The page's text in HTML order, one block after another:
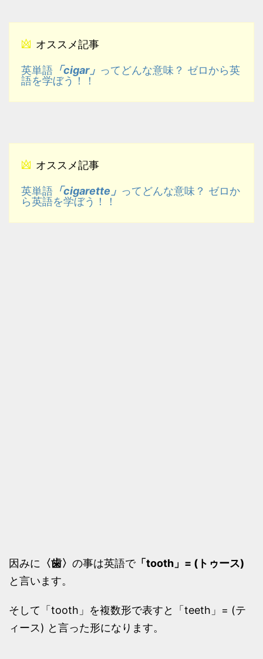
オススメ記事
英単語 「cigar」
ってどんな意味？ ゼロから英
語を学ぼう！！
オススメ記事
英単語 「cigarette」
ってどんな意味？ ゼロか
ら英語を学ぼう！！
因みに 〈歯〉 の事は英語で「tooth」= (トゥース)
と言います。
そして「tooth」を複数形で表すと「teeth」= (テ
ィース) と言った形になります。